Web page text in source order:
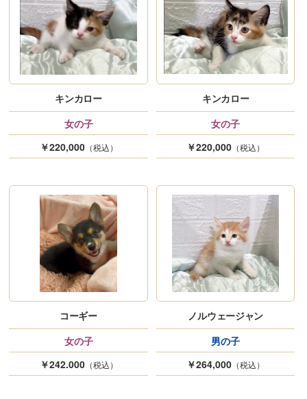
キンカロー
女の子
￥220,000（税込）
キンカロー
女の子
￥220,000 （税込）
コーギー
女の子
￥242.000（税込）
ノルウェージャン
男の子
￥264,000 （税込）